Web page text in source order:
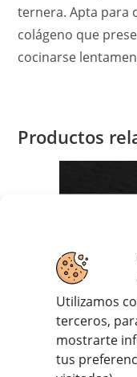
Utilizamos
terceros,
mostrarte
tus
ternera. Apta para
colágeno que
cocinarse
Productos